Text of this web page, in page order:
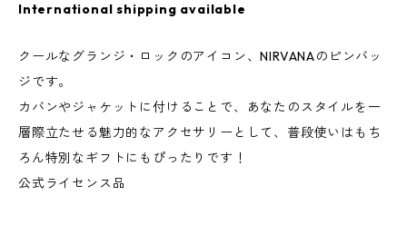
International shipping available
クールなグランジ・ロックのアイコン、NIRVANAのピンバッ
ジです。
カバンやジャケットに付けることで、あなたのスタイルを一
層際立たせる魅力的なアクセサリーとして、普段使いはもち
ろん特別なギフトにもぴったりです！
公式ライセンス品